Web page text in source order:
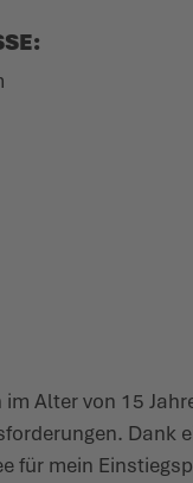
Alter von 15
Dank
für mein